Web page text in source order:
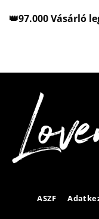
👑97.000 Vásárló
ASZF